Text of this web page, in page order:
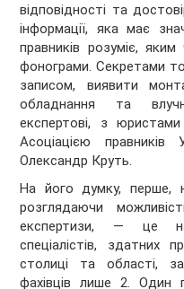
відповідності та
інформації, яка має
правників розуміє,
фонограми. Секретами
записом, виявити
обладнання та
експертові, з юристами
Асоціацією правників
Олександр Круть.
На його думку, перше,
розглядаючи
експертизи, — це
спеціалістів, здатних
столиці та області,
фахівців лише 2. Один